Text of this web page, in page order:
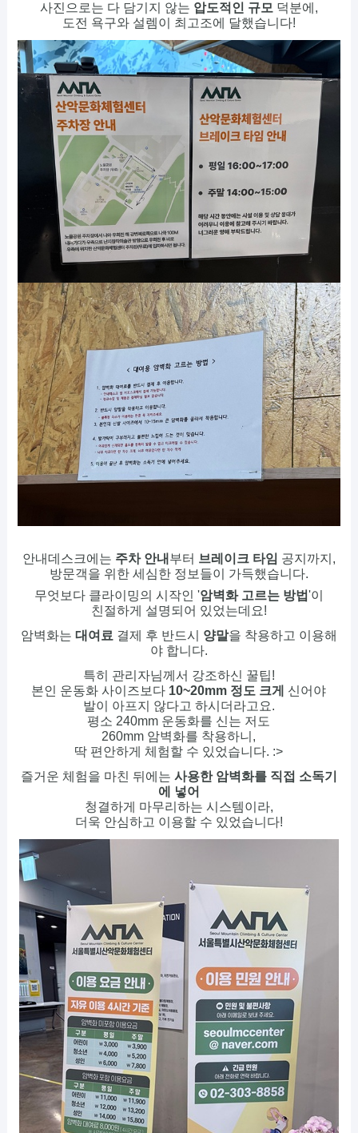
사진으로는 다 담기지 않는 압도적인 규모 덕분에,
도전 욕구와 설렘이 최고조에 달했습니다!
안내데스크에는 주차 안내 부터 브레이크 타임 공지까지,
방문객을 위한 세심한 정보들이 가득했습니다.
무엇보다 클라이밍의 시작인 '암벽화 고르는 방법'이
친절하게 설명되어 있었는데요!
암벽화는 대여료 결제 후 반드시 양말을 착용하고 이용해
야 합니다.
특히 관리자님께서 강조하신 꿀팁!
본인 운동화 사이즈보다 10~20mm 정도 크게
신어야
발이 아프지 않다고 하시더라고요.
평소 240mm 운동화를 신는 저도
260mm 암벽화를 착용하니,
딱 편안하게 체험할 수 있었습니다. :>
즐거운 체험을 마친 뒤에는 사용한 암벽화를 직접 소독기
에 넣어
청결하게 마무리하는 시스템이라,
더욱 안심하고 이용할 수 있었습니다!